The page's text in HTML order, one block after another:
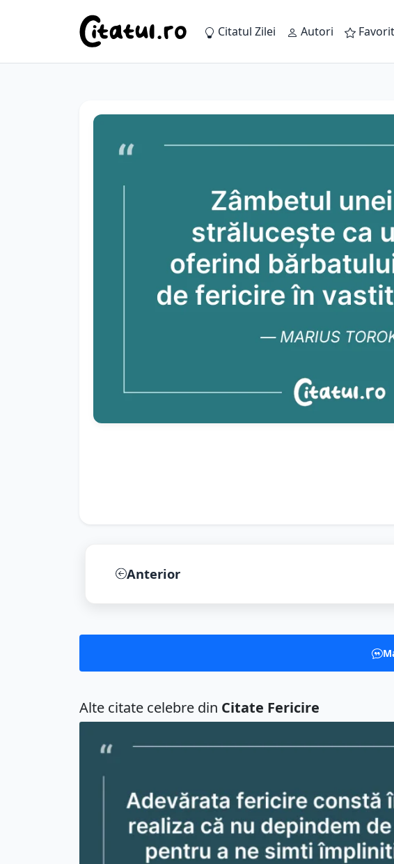
Citatul Zilei Autori
Anterior
Alte citate celebre din Citate Fericire